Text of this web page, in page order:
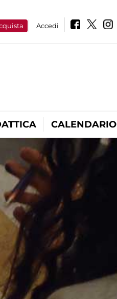
Accedi
CALENDARIO